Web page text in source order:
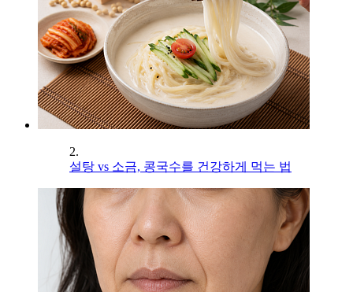
2.
설탕 vs 소금, 콩국수를 건강하게 먹는 법